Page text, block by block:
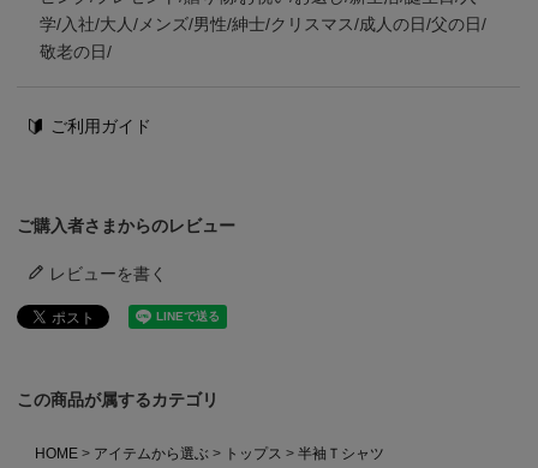
学/入社/大人/メンズ/男性/紳士/クリスマス/成人の日/父の日/
敬老の日/
ご利用ガイド
ご購入者さまからのレビュー
レビューを書く
この商品が属するカテゴリ
HOME アイテムから選ぶ トップス
半袖Ｔシャツ